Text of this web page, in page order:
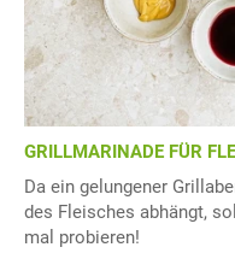
GRILLMARINADE FÜR
Da ein gelungener
des Fleisches abhängt,
mal probieren!